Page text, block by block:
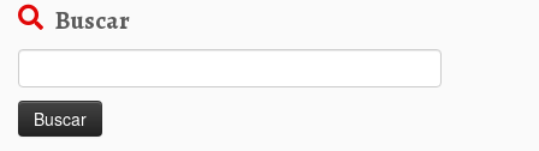
Buscar